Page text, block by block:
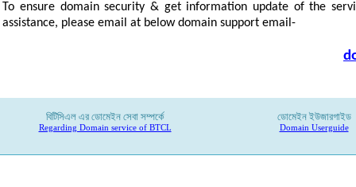
To ensure domain security & get information update of the
assistance, please email at below domain support email-
বিটিসিএল এর ডোমেইন সেবা সম্পর্কে
Regarding Domain service of BTCL
ডোমেইন ইউজারগাইড
Domain Userguide